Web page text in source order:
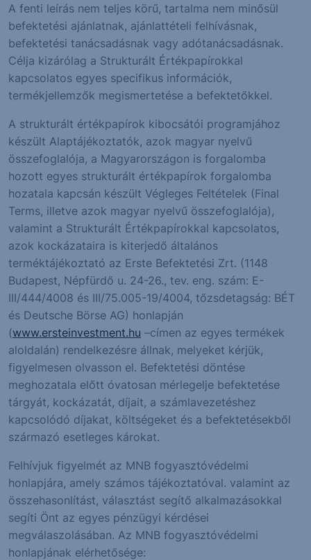
A fenti leírás nem teljes körű, tartalma nem minősül
befektetési ajánlatnak, ajánlattételi felhívásnak,
befektetési tanácsadásnak vagy adótanácsadásnak.
Célja kizárólag a Strukturált Értékpapírokkal
kapcsolatos egyes specifikus információk,
termékjellemzők megismertetése a befektetőkkel.
A strukturált értékpapírok kibocsátói programjához
készült Alaptájékoztatók, azok magyar nyelvű
összefoglalója, a Magyarországon is forgalomba
hozott egyes strukturált értékpapírok forgalomba
hozatala kapcsán készült Végleges Feltételek (Final
Terms, illetve azok magyar nyelvű összefoglalója),
valamint a Strukturált Értékpapírokkal kapcsolatos,
azok kockázataira is kiterjedő általános
terméktájékoztató az Erste Befektetési Zrt. (1148
Budapest, Népfürdő u. 24-26., tev. eng. szám: E-
III/444/4008 és III/75.005-19/4004, tőzsdetagság: BÉT
és Deutsche Börse AG) honlapján
(www.ersteinvestment.hu –címen az egyes termékek
aloldalán) rendelkezésre állnak, melyeket kérjük,
figyelmesen olvasson el. Befektetési döntése
meghozatala előtt óvatosan mérlegelje befektetése
tárgyát, kockázatát, díjait, a számlavezetéshez
kapcsolódó díjakat, költségeket és a befektetésekből
származó esetleges károkat.
Felhívjuk figyelmét az MNB fogyasztóvédelmi
honlapjára, amely számos tájékoztatóval. valamint az
összehasonlítást, választást segítő alkalmazásokkal
segíti Önt az egyes pénzügyi kérdései
megválaszolásában. Az MNB fogyasztóvédelmi
honlapjának elérhetősége: